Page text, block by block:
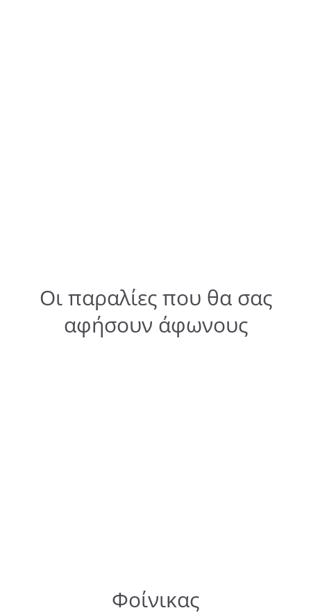
Οι παραλίες που θα σας
αφήσουν άφωνους
Φοίνικας